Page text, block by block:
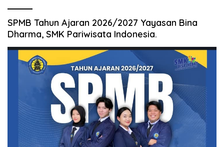
SPMB Tahun Ajaran 2026/2027 Yayasan Bina
Dharma, SMK Pariwisata Indonesia.